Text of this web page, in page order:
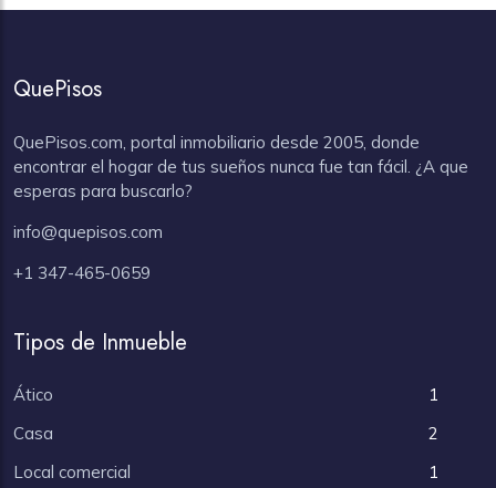
QuePisos
QuePisos.com, portal inmobiliario desde 2005, donde
encontrar el hogar de tus sueños nunca fue tan fácil. ¿A que
esperas para buscarlo?
info@quepisos.com
+1 347-465-0659
Tipos de Inmueble
Ático
1
Casa
2
Local comercial
1